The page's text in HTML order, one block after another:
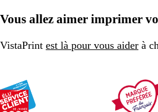
Vous allez aimer imprimer
VistaPrint est là pour vous aider à